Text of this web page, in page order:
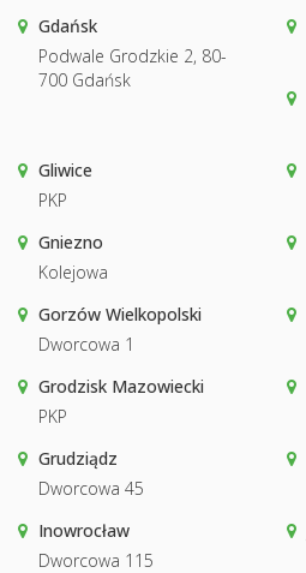
Gdańsk
Podwale Grodzkie 2, 80-
700 Gdańsk
Gliwice
PKP
Gniezno
Kolejowa
Gorzów Wielkopolski
Dworcowa 1
Grodzisk Mazowiecki
PKP
Grudziądz
Dworcowa 45
Inowrocław
Dworcowa 115